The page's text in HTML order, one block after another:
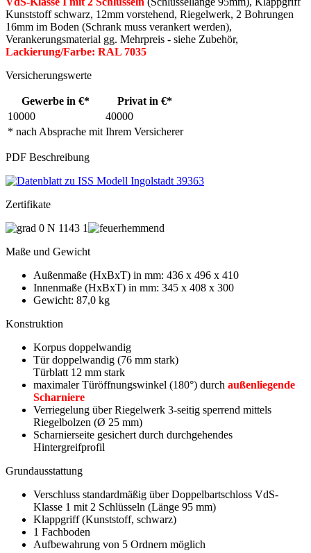
Kunststoff schwarz, 12mm vorstehend, Riegelwerk, 2 Bohrungen
16mm im Boden (Schrank muss verankert werden),
Verankerungsmaterial gg. Mehrpreis - siehe Zubehör,
Lackierung/Farbe: RAL 7035
Versicherungswerte
Gewerbe in €* Privat in €*
* nach Absprache mit Ihrem Versicherer
10000 40000
PDF Beschreibung
Zertifikate
Maße und Gewicht
Außenmaße (HxBxT) in mm: 436 x 496 x 410
Innenmaße (HxBxT) in mm: 345 x 408 x 300
Gewicht: 87,0 kg
Konstruktion
Korpus doppelwandig
Tür doppelwandig (76 mm stark)
Türblatt 12 mm stark
maximaler Türöffnungswinkel (180°) durch außenliegende
Scharniere
Verriegelung über Riegelwerk 3-seitig sperrend mittels
Riegelbolzen (Ø 25 mm)
Scharnierseite gesichert durch durchgehendes
Hintergreifprofil
Grundausstattung
Verschluss standardmäßig über Doppelbartschloss VdS-
Klasse 1 mit 2 Schlüsseln (Länge 95 mm)
Klappgriff (Kunststoff, schwarz)
1 Fachboden
Aufbewahrung von 5 Ordnern möglich